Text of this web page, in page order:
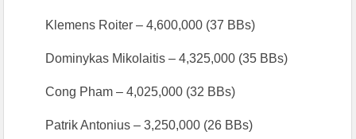
Klemens Roiter – 4,600,000 (37 BBs)
Dominykas Mikolaitis – 4,325,000 (35 BBs)
Cong Pham – 4,025,000 (32 BBs)
Patrik Antonius – 3,250,000 (26 BBs)